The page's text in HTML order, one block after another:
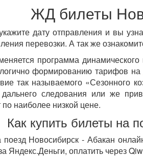
ЖД билеты
дату отправления и вы
перевозки. А так же
программа
формированию тарифов на
так называемого
следования или же
наиболее низкой цене.
Как купить билеты на
поезд Новосибирск - Абакан
Яндекс.Деньги, оплатить через